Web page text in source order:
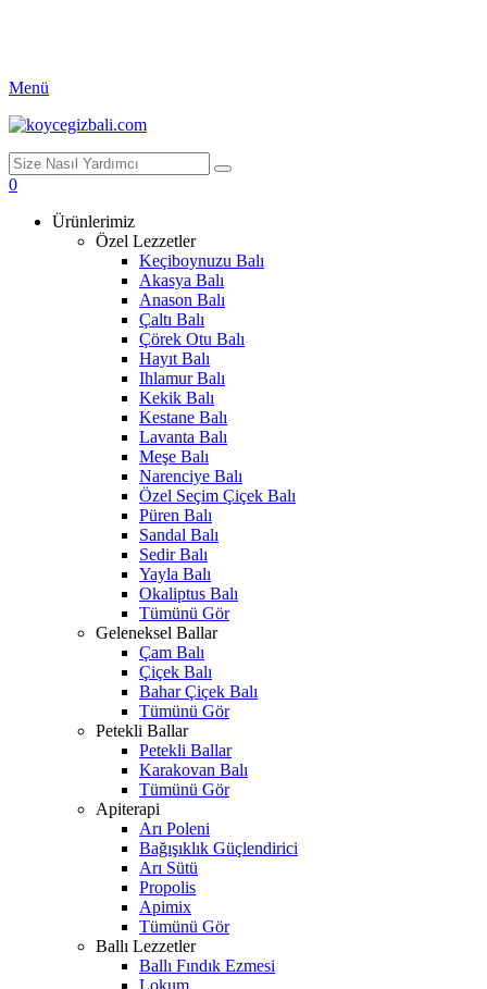
Menü
0
Ürünlerimiz
Özel Lezzetler
Keçiboynuzu Balı
Akasya Balı
Anason Balı
Çaltı Balı
Çörek Otu Balı
Hayıt Balı
Ihlamur Balı
Kekik Balı
Kestane Balı
Lavanta Balı
Meşe Balı
Narenciye Balı
Özel Seçim Çiçek Balı
Püren Balı
Sandal Balı
Sedir Balı
Yayla Balı
Okaliptus Balı
Tümünü Gör
Geleneksel Ballar
Çam Balı
Çiçek Balı
Bahar Çiçek Balı
Tümünü Gör
Petekli Ballar
Petekli Ballar
Karakovan Balı
Tümünü Gör
Apiterapi
Arı Poleni
Bağışıklık Güçlendirici
Arı Sütü
Propolis
Apimix
Tümünü Gör
Ballı Lezzetler
Ballı Fındık Ezmesi
Lokum